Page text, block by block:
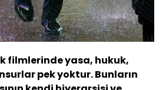
filmlerinde yasa, hukuk,
pek yoktur. Bunların